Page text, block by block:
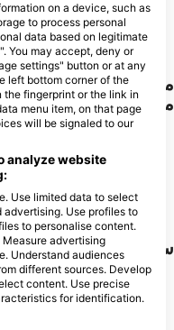
M
A
M
J
J
A
S
O
N
D
مراکز غواصی که از
می‌کنند
DivePoint Rannalhi
سایت‌های غواصی
on a device, such as
to process personal
data based on legitimate
You may accept, deny or
settings" button or at any
left bottom corner of the
fingerprint or the link in
menu item, on that page
will be signaled to our
analyze website
Use limited data to select
Use profiles to
to personalise content.
advertising
Understand audiences
different sources. Develop
content. Use precise
for identification.